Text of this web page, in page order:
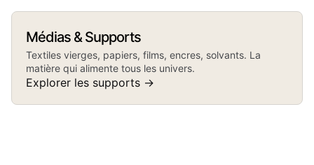
Écrans, racleurs, encres
L'art du tirage à plat sur
textile.
numérique
textile. Machines
Brother, Epson, Roland.
Films DTF, flex, flock,
vinyles, presses à
chaud, plotters de
découpe.
céramique, textiles.
Médias & Supports
Textiles vierges, papiers, films, encres, solvants. La
matière qui alimente tous les univers.
Explorer les supports →